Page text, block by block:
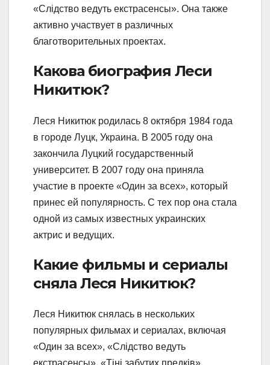
«Слідство ведуть екстрасенсы». Она также
активно участвует в различных
благотворительных проектах.
Какова биография Леси
Никитюк?
Леся Никитюк родилась 8 октября 1984 года
в городе Луцк, Украина. В 2005 году она
закончила Луцкий государственный
университет. В 2007 году она приняла
участие в проекте «Один за всех», который
принес ей популярность. С тех пор она стала
одной из самых известных украинских
актрис и ведущих.
Какие фильмы и сериалы
сняла Леся Никитюк?
Леся Никитюк снялась в нескольких
популярных фильмах и сериалах, включая
«Один за всех», «Слідство ведуть
екстрасенсы», «Тіні забутих предків»,